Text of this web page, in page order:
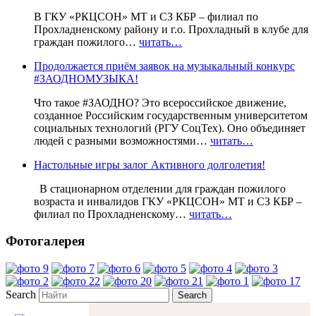
В ГКУ «РКЦСОН» МТ и СЗ КБР – филиал по
Прохладненскому району и г.о. Прохладный в клубе для
граждан пожилого… читать…
Продолжается приём заявок на музыкальный конкурс
#ЗАОДНОМУЗЫКА!
Что такое #ЗАОДНО? Это всероссийское движение,
созданное Российским государственным университетом
социальных технологий (РГУ СоцТех). Оно объединяет
людей с разными возможностями… читать…
Настольные игры залог Активного долголетия!
В стационарном отделении для граждан пожилого
возраста и инвалидов ГКУ «РКЦСОН» МТ и СЗ КБР –
филиал по Прохладненскому… читать…
Фотогалерея
Search